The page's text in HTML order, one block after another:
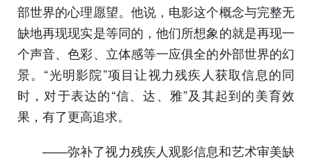
部世界的心理愿望。他说，电影这个概念与完整无
缺地再现现实是等同的，他们所想象的就是再现一
个声音、色彩、立体感等一应俱全的外部世界的幻
景。“光明影院”项目让视力残疾人获取信息的同
时，对于表达的“信、达、雅”及其起到的美育效
果，有了更高追求。
——弥补了视力残疾人观影信息和艺术审美缺